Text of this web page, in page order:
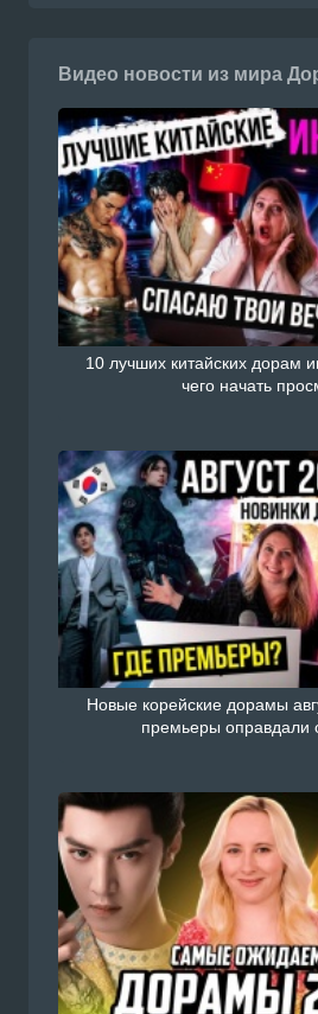
Видео новости из мира
10 лучших китайских дорам
чего начать
Новые корейские дорамы
премьеры оправдали